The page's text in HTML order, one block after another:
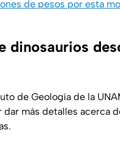
de pesos por esta
dinosaurios
de Geología de la
dar más detalles acerca